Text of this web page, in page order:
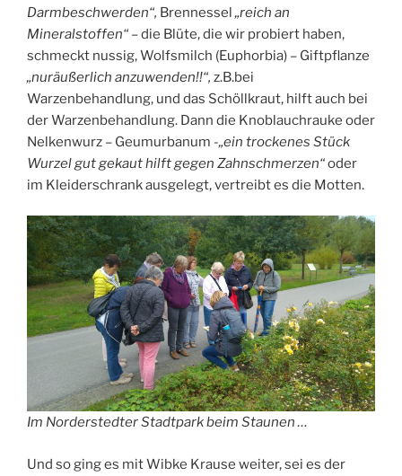
Darmbeschwerden“, Brennessel„reich an
Mineralstoffen“ –die Blüte, die wir probiert haben,
schmeckt nussig, Wolfsmilch (Euphorbia) – Giftpflanze
„nuräußerlich anzuwenden!!“, z.B.bei
Warzenbehandlung, und das Schöllkraut, hilft auch bei
der Warzenbehandlung. Dann die Knoblauchrauke oder
Nelkenwurz – Geumurbanum -„ein trockenes Stück
Wurzel gut gekaut hilft gegen Zahnschmerzen“oder
im Kleiderschrank ausgelegt, vertreibt es die Motten.
Im Norderstedter Stadtpark beim Staunen …
Und so ging es mit Wibke Krause weiter, sei es der